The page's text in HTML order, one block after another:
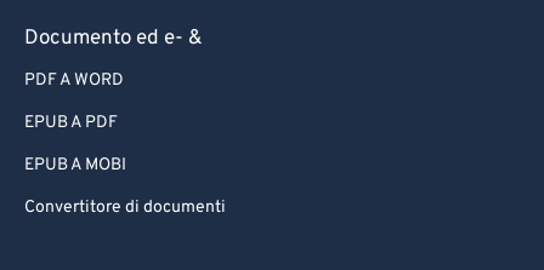
Documento ed e- &
PDF A WORD
EPUB A PDF
EPUB A MOBI
Convertitore di documenti